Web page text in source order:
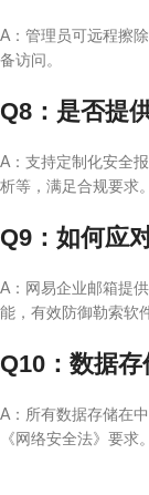
A：管理员可远程擦
备访问。
Q8：是否提
A：支持定制化安全
析等，满足合规要求。
Q9：如何应
A：网易企业邮箱提
能，有效防御勒索软
Q10：数据
A：所有数据存储在
《网络安全法》要求。